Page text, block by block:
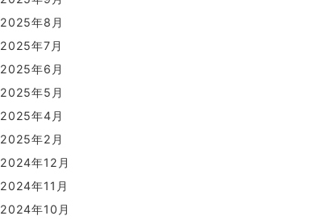
2025年8月
2025年7月
2025年6月
2025年5月
2025年4月
2025年2月
2024年12月
2024年11月
2024年10月